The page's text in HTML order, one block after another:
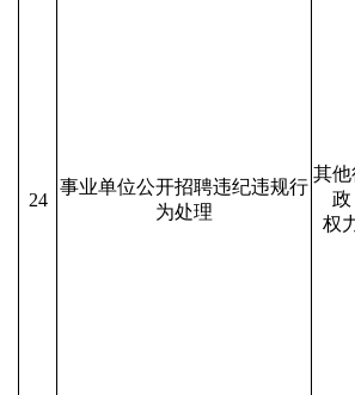
24
事业单位公开招聘违纪违规行
为处理
其他
政
权